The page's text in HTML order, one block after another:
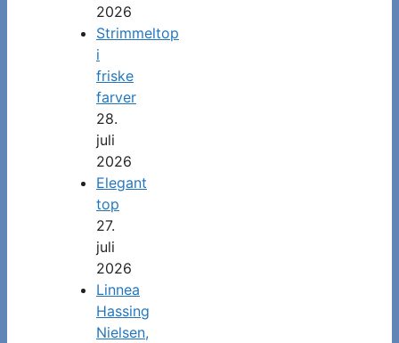
2026
Strimmeltop
i
friske
farver
28.
juli
2026
Elegant
top
27.
juli
2026
Linnea
Hassing
Nielsen,